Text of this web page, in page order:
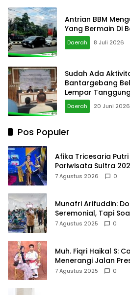
Antrian BBM
Yang Bermain Di
Daerah 8 Juli 2026
Sudah Ada
Bantargebang
Lempar
Daerah 20 Juni 2026
Pos Populer
Afika Tricesaria
Pariwisata Sultra
Nama Daerah di
7 Agustus 2026 0
Munafri Arifuddin:
Seremonial, Tapi
7 Agustus 2025 0
Muh. Fiqri Haikal S:
Menerangi Jalan
7 Agustus 2025 0